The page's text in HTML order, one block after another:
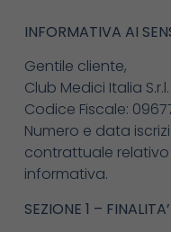
INFORMATIVA AI
Gentile cliente,
Club Medici Italia
Codice Fiscale:
Numero e data
contrattuale
informativa.
SEZIONE 1 –